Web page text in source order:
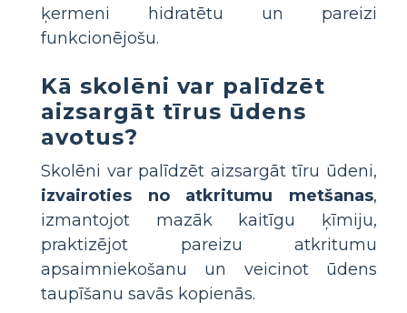
ķermeni hidratētu un pareizi
funkcionējošu.
Kā skolēni var palīdzēt
aizsargāt tīrus ūdens
avotus?
Skolēni var palīdzēt aizsargāt tīru ūdeni,
izvairoties no atkritumu metšanas,
izmantojot mazāk kaitīgu ķīmiju,
praktizējot pareizu atkritumu
apsaimniekošanu un veicinot ūdens
taupīšanu savās kopienās.